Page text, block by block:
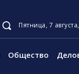
Пятница, 7
Общество